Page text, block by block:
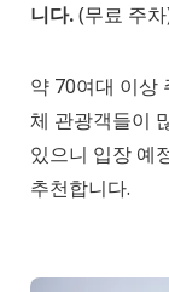
니다.(무료 주
약 70여대 이상
체 관광객들이
있으니 입장 예
추천합니다.